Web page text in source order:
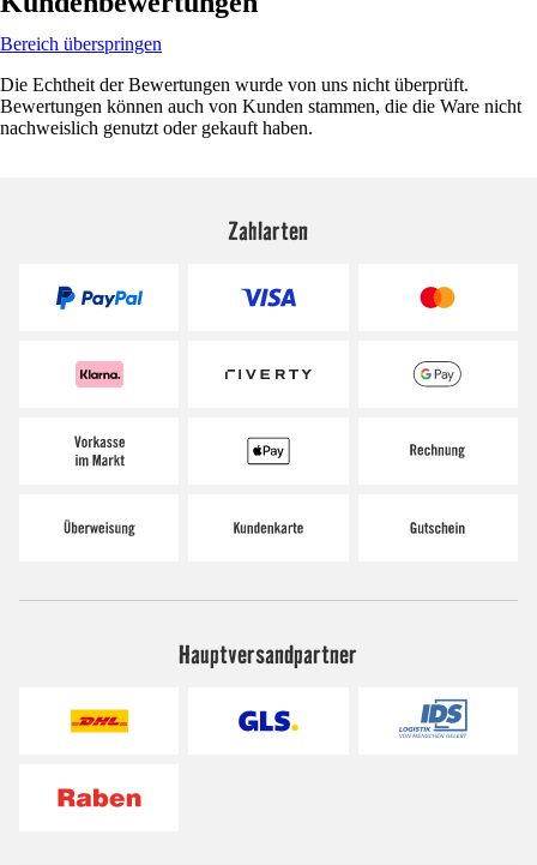
Bereich überspringen
Die Echtheit der Bewertungen wurde von uns nicht überprüft.
Bewertungen können auch von Kunden stammen, die die Ware nicht
nachweislich genutzt oder gekauft haben.
Zahlarten
Hauptversandpartner